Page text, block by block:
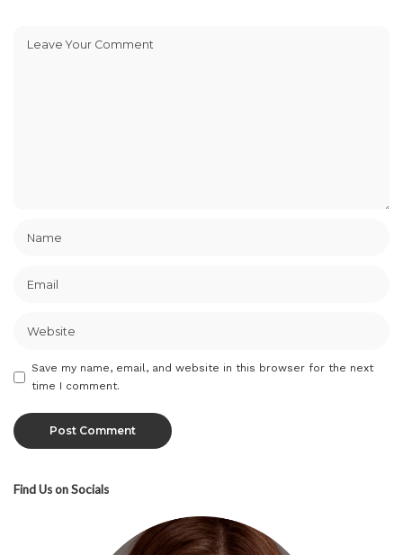
Save my name, email, and website in this browser for the next
time I comment.
Find Us on Socials